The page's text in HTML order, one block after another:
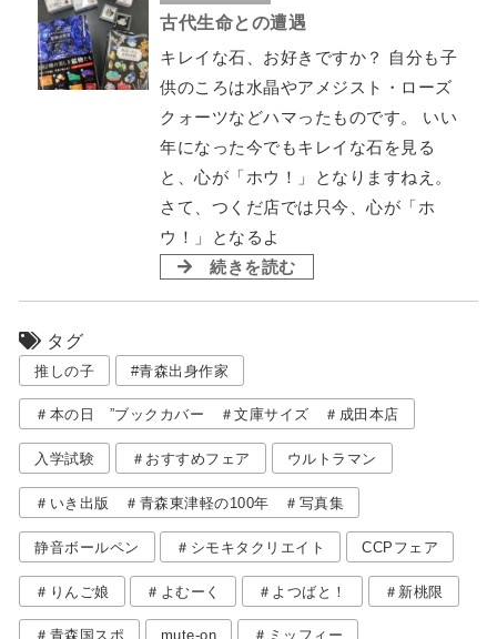
古代生命との遭遇
キレイな石、お好きですか？ 自分も子
供のころは水晶やアメジスト・ローズ
クォーツなどハマったものです。 いい
年になった今でもキレイな石を見る
と、心が「ホウ！」となりますねえ。
さて、つくだ店では只今、心が「ホ
ウ！」となるよ
続きを読む
タグ
推しの子 #青森出身作家
＃本の日 ”ブックカバー ＃文庫サイズ ＃成田本店
入学試験 ＃おすすめフェア ウルトラマン
＃いき出版 ＃青森東津軽の100年 ＃写真集
静音ボールペン ＃シモキタクリエイト CCPフェア
＃りんご娘 ＃よむーく ＃よつばと！ ＃新桃限
＃青森国スポ mute-on ＃ミッフィー